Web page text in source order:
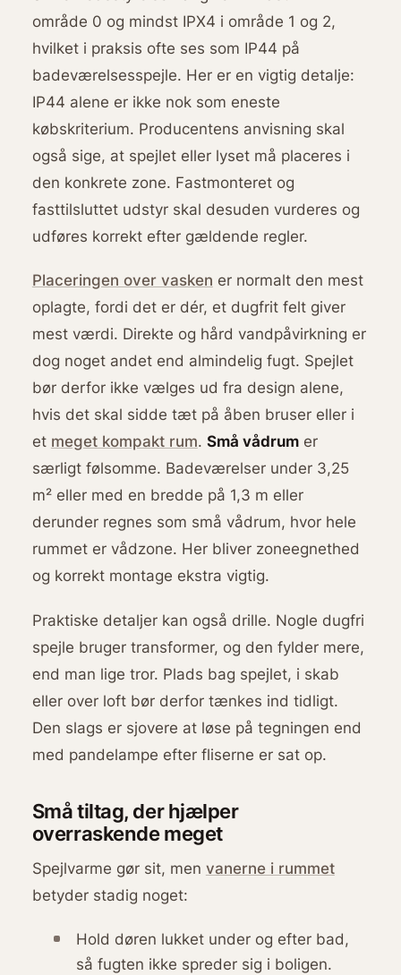
område 0 og mindst IPX4 i område 1 og 2,
hvilket i praksis ofte ses som IP44 på
badeværelsesspejle. Her er en vigtig detalje:
IP44 alene er ikke nok som eneste
købskriterium. Producentens anvisning skal
også sige, at spejlet eller lyset må placeres i
den konkrete zone. Fastmonteret og
fasttilsluttet udstyr skal desuden vurderes og
udføres korrekt efter gældende regler.
Placeringen over vasken er normalt den mest
oplagte, fordi det er dér, et dugfrit felt giver
mest værdi. Direkte og hård vandpåvirkning er
dog noget andet end almindelig fugt. Spejlet
bør derfor ikke vælges ud fra design alene,
hvis det skal sidde tæt på åben bruser eller i
et meget kompakt rum. Små vådrumer
særligt følsomme. Badeværelser under 3,25
m² eller med en bredde på 1,3 m eller
derunder regnes som små vådrum, hvor hele
rummet er vådzone. Her bliver zoneegnethed
og korrekt montage ekstra vigtig.
Praktiske detaljer kan også drille. Nogle dugfri
spejle bruger transformer, og den fylder mere,
end man lige tror. Plads bag spejlet, i skab
eller over loft bør derfor tænkes ind tidligt.
Den slags er sjovere at løse på tegningen end
med pandelampe efter fliserne er sat op.
Små tiltag, der hjælper
overraskende meget
Spejlvarme gør sit, men vanerne i rummet
betyder stadig noget:
Hold døren lukket under og efter bad,
så fugten ikke spreder sig i boligen.